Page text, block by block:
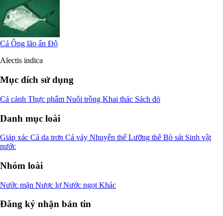
Cá Ông lão ấn Độ
Alectis indica
Mục đích sử dụng
Cá cảnh Thực phẩm Nuôi trồng Khai thác Sách đỏ
Danh mục loài
Giáp xác Cá da trơn Cá vảy Nhuyễn thể Lưỡng thê Bò sát Sinh vật
nước
Nhóm loài
Nước mặn Nược lợNước ngọt Khác
Đăng ký nhận bản tin